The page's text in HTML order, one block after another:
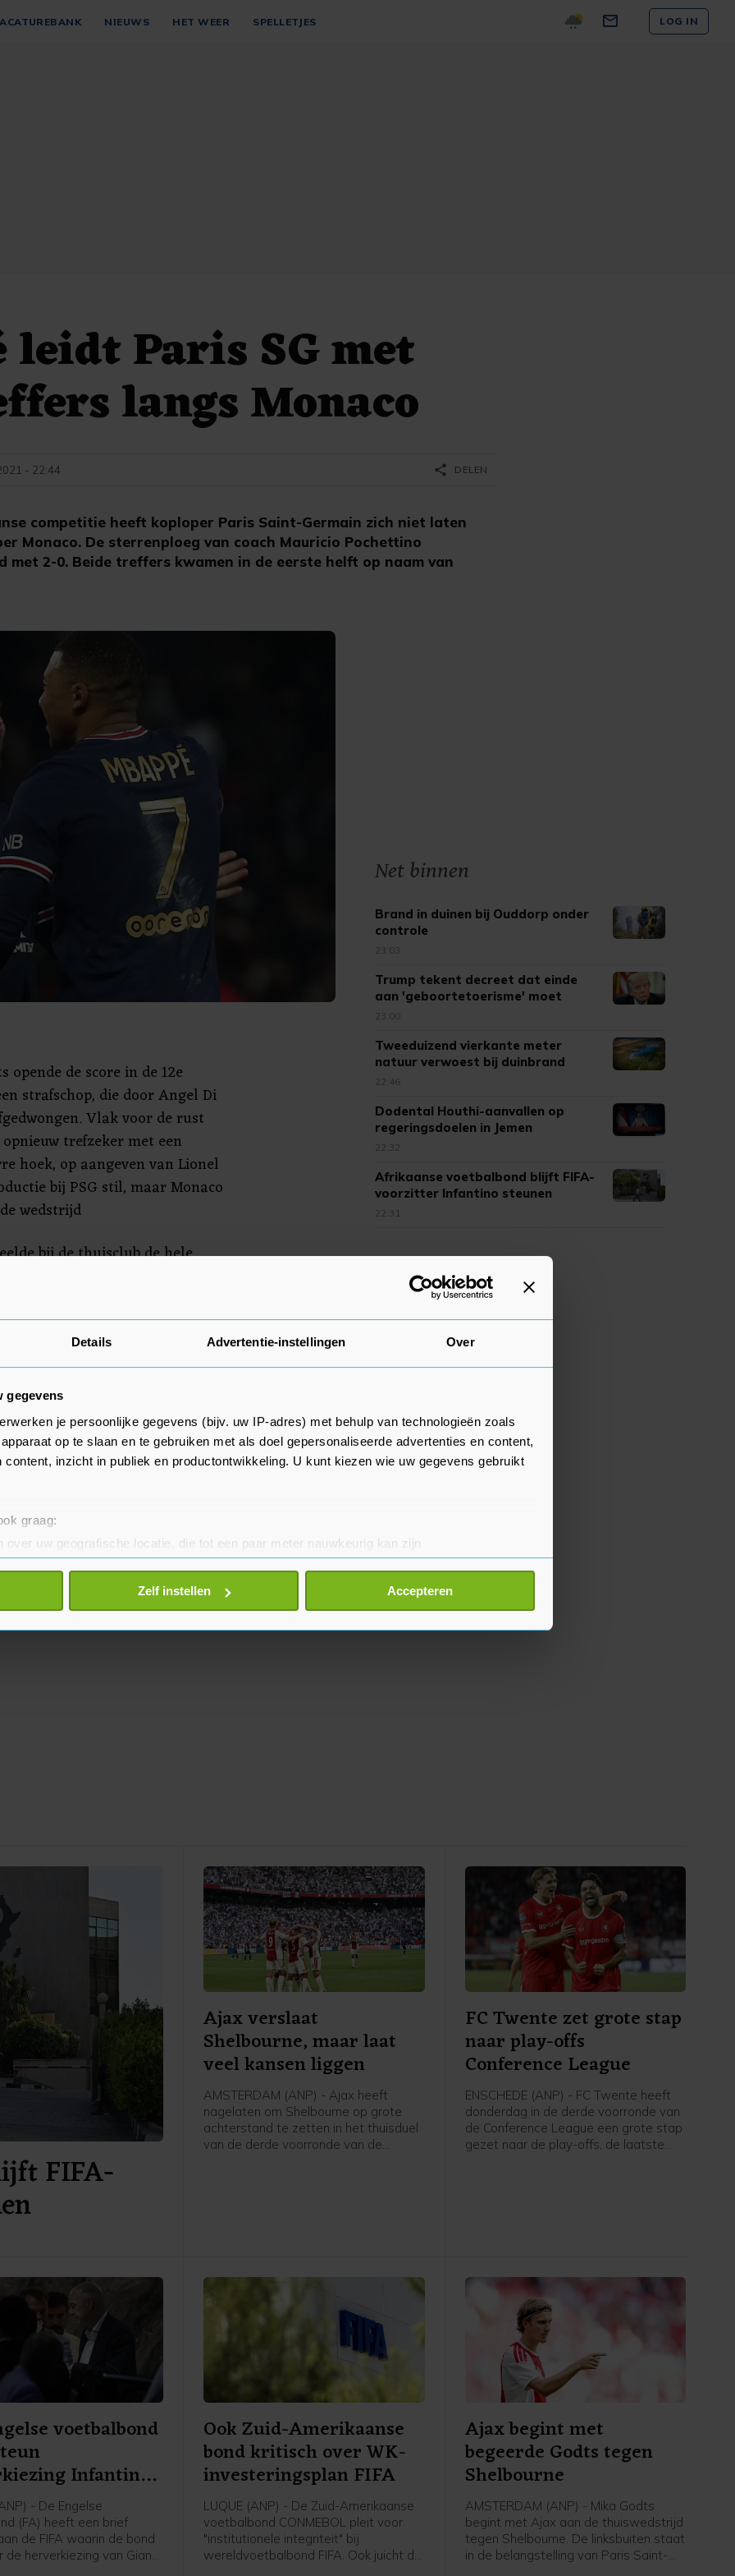
Details Advertentie-instellingen Over
gegevens
je persoonlijke gegevens (bijv. uw IP-adres) met behulp van technologieën zoals
op te slaan en te gebruiken met als doel gepersonaliseerde advertenties en content,
content, inzicht in publiek en productontwikkeling. U kunt kiezen wie uw gegevens gebruikt
graag:
over uw geografische locatie, die tot een paar meter nauwkeurig kan zijn
door het actief te scannen op specifieke eigenschappen (fingerprinting)
gegevens worden verwerkt en stel uw voorkeuren in het
detailgedeelte
of intrekken in de Cookieverklaring.
Zelf instellen Accepteren
NIEUWS HET WEER SPELLETJES LOG IN
leidt Paris SG met
langs Monaco
competitie heeft koploper Paris Saint-Germain zich niet laten
Monaco. De sterrenploeg van coach Mauricio Pochettino
met 2-0. Beide treffers kwamen in de eerste helft op naam van
- 22:44 share DELEN
opende de score in de 12e
strafschop, die door Angel Di
Vlak voor de rust
trefzeker met een
hoek, op aangeven van Lionel
bij PSG stil, maar Monaco
wedstrijd
bij de thuisclub de hele
AZ) viel bij Monaco in de 55e
uit achttien duels. Olympique
bij Strasbourg, volgt als
zeventien wedstrijden.
FIFA-
Ajax verslaat
Shelbourne, maar laat
veel kansen liggen
AMSTERDAM (ANP) - Ajax heeft
nagelaten om Shelbourne op grote
achterstand te zetten in het thuisduel
van de derde voorronde van de
FC Twente zet grote stap
naar play-offs
Conference League
ENSCHEDE (ANP) - FC Twente heeft
donderdag in de derde voorronde van
de Conference League een grote stap
gezet naar de play-offs, de laatste
voetbalbond
Infantino
- De Engelse
(FA) heeft een brief
de FIFA waarin de bond
de herverkiezing van Gianni
Ook Zuid-Amerikaanse
bond kritisch over WK-
investeringsplan FIFA
LUQUE (ANP) - De Zuid-Amerikaanse
voetbalbond CONMEBOL pleit voor
"institutionele integriteit" bij
wereldvoetbalbond FIFA. Ook juicht de
Ajax begint met
begeerde Godts tegen
Shelbourne
AMSTERDAM (ANP) - Mika Godts
begint met Ajax aan de thuiswedstrijd
tegen Shelbourne. De linksbuiten staat
in de belangstelling van Paris Saint-
Net binnen
Brand in duinen bij Ouddorp onder
controle
23:03
Trump tekent decreet dat einde
aan 'geboortetoerisme' moet
maken
23:00
Tweeduizend vierkante meter
natuur verwoest bij duinbrand
Ouddorp
22:46
Dodental Houthi-aanvallen op
regeringsdoelen in Jemen
opgelopen
22:32
Afrikaanse voetbalbond blijft FIFA-
voorzitter Infantino steunen
22:31